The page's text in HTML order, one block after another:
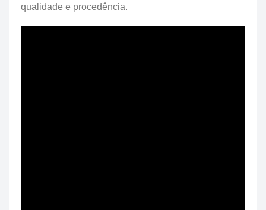
qualidade e procedência.